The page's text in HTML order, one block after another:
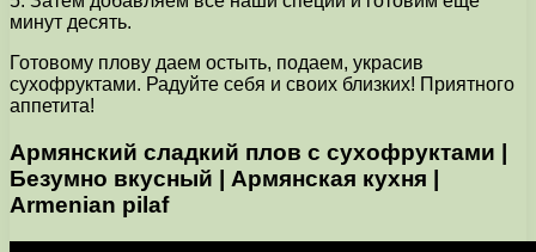
минут десять.
Готовому плову даем остыть, подаем, украсив
сухофруктами. Радуйте себя и своих близких! Приятного
аппетита!
Армянский сладкий плов с сухофруктами |
Безумно вкусный | Армянская кухня |
Armenian pilaf